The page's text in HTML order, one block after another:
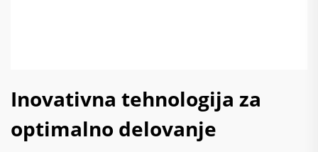
Inovativna tehnologija za
optimalno delovanje